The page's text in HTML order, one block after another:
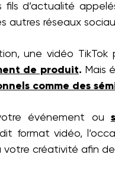
d’actualité
autres réseaux
une vidéo
de produit. Mais
comme des
événement ou
format vidéo,
votre créativité afin